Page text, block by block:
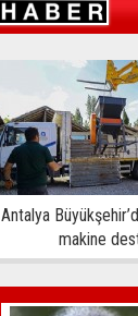
KAMPÜS SPOR
Antalya
makine